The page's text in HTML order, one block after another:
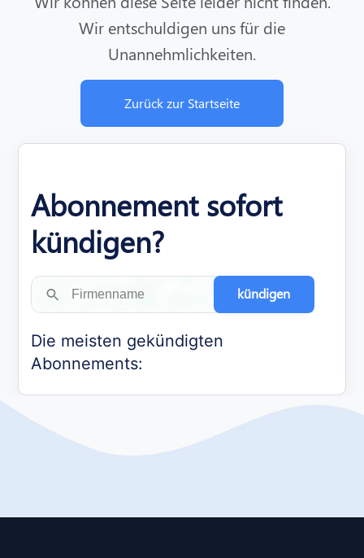
Wir entschuldigen uns für die
Unannehmlichkeiten.
Zurück zur Startseite
Abonnement sofort
kündigen?
kündigen
Die meisten gekündigten
Abonnements: